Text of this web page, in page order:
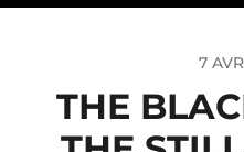
7
THE